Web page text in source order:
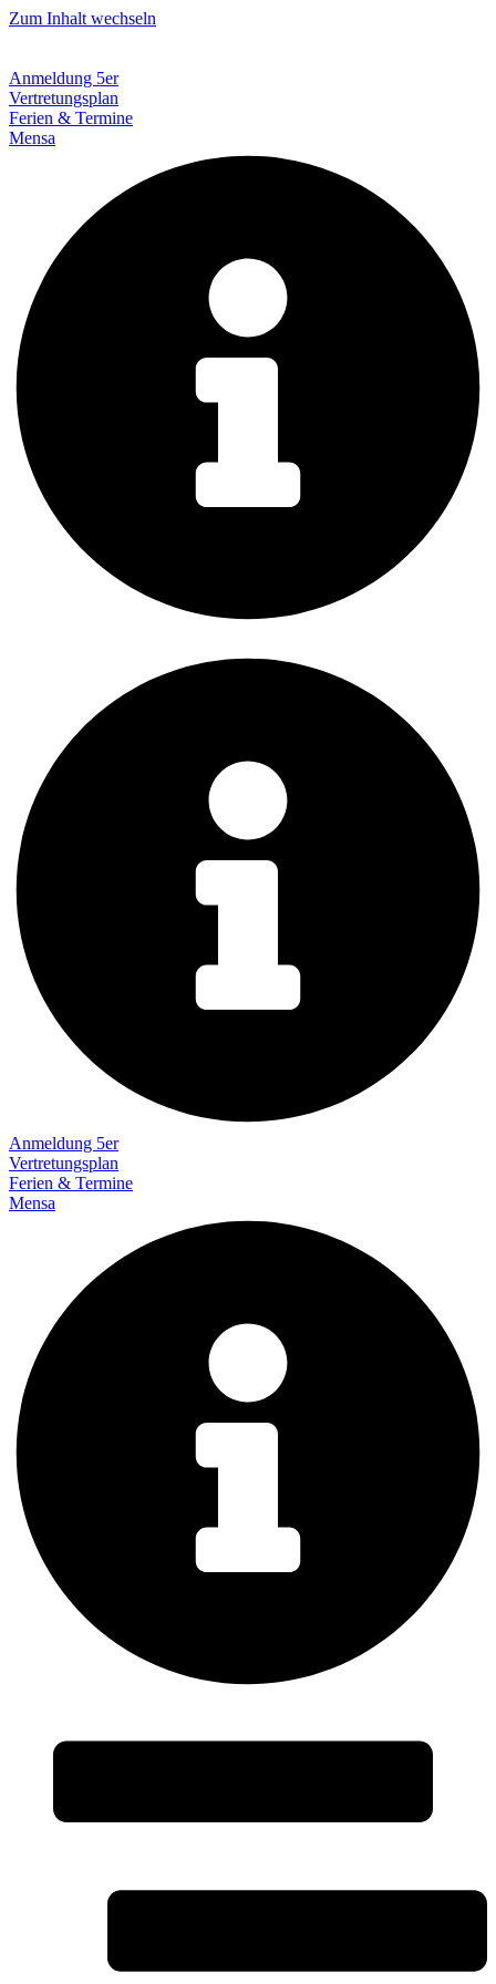
Zum Inhalt wechseln
Anmeldung 5er
Vertretungsplan
Ferien & Termine
Mensa
Anmeldung 5er
Vertretungsplan
Ferien & Termine
Mensa